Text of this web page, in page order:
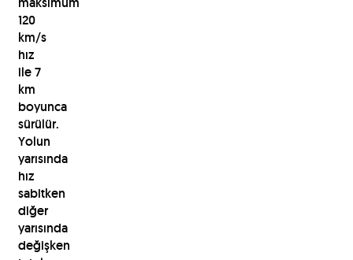
120
km/s
hız
ile 7
km
boyunca
sürülür.
Yolun
yarısında
hız
sabitken
diğer
yarısında
değişken